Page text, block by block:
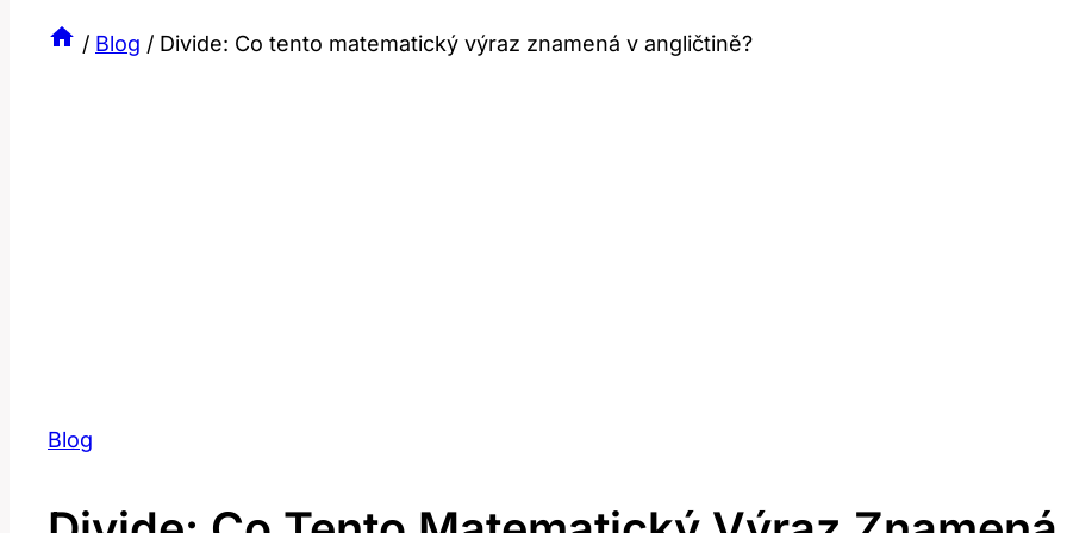
/ Blog / Divide: Co tento matematický výraz znamená v angličtině?
Blog